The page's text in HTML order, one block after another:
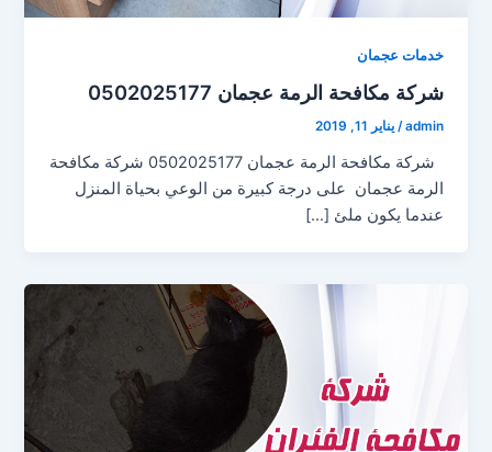
خدمات عجمان
شركة مكافحة الرمة عجمان 0502025177
admin
/يناير 11, 2019
شركة مكافحة الرمة عجمان 0502025177 شركة مكافحة
الرمة عجمان على درجة كبيرة من الوعي بحياة المنزل
عندما يكون ملئ […]